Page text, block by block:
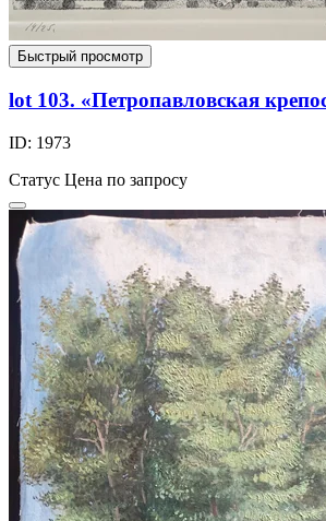
Быстрый просмотр
lot 103. «Петропавловская
ID: 1973
Статус Цена по запросу